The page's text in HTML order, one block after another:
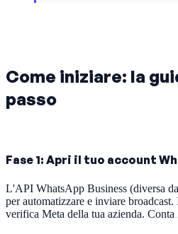
Come iniziare: la
passo
Fase 1: Apri il tuo account
L'API WhatsApp Business (diversa
per automatizzare e inviare
verifica Meta della tua azienda. Conta